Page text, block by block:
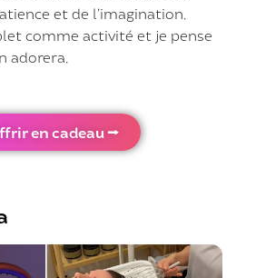
et de l’imagination.
comme activité et je pense
adorera.
en cadeau ⭢